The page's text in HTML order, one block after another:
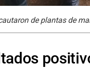
de plantas de